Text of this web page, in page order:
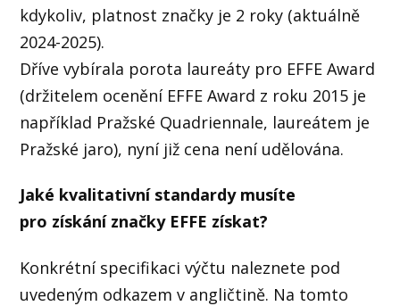
kdykoliv, platnost značky je 2 roky (aktuálně
2024-2025).
Dříve vybírala porota laureáty pro EFFE Award
(držitelem ocenění EFFE Award z roku 2015 je
například Pražské Quadriennale, laureátem je
Pražské jaro), nyní již cena není udělována.
Jaké kvalitativní standardy musíte
pro získání značky EFFE získat?
Konkrétní specifikaci výčtu naleznete pod
uvedeným odkazem v angličtině. Na tomto